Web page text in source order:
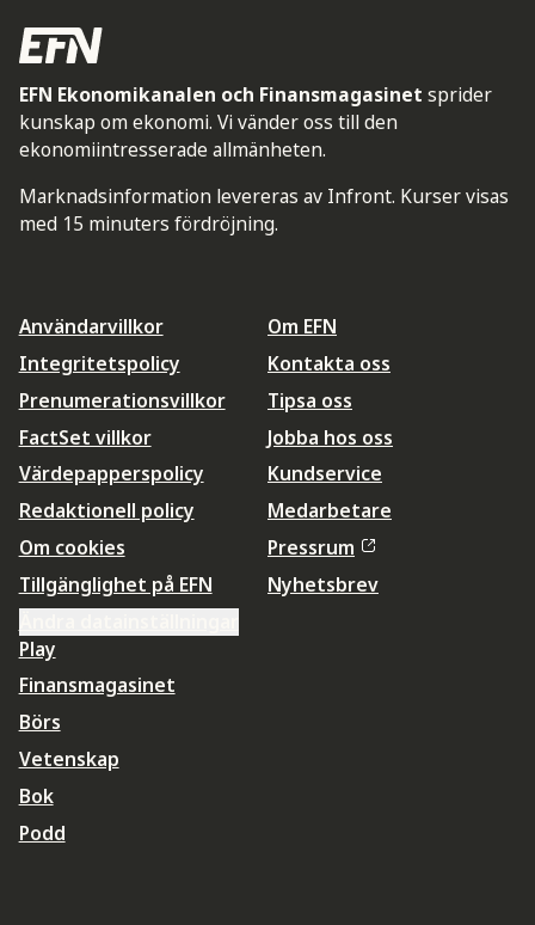
EFN Ekonomikanalen och Finansmagasinet sprider
kunskap om ekonomi. Vi vänder oss till den
ekonomiintresserade allmänheten.
Marknadsinformation levereras av Infront. Kurser visas
med 15 minuters fördröjning.
Användarvillkor
Integritetspolicy
Prenumerationsvillkor
FactSet villkor
Värdepapperspolicy
Redaktionell policy
Om cookies
Tillgänglighet på EFN
Om EFN
Kontakta oss
Tipsa oss
Jobba hos oss
Kundservice
Medarbetare
Pressrum
Nyhetsbrev
Play
Finansmagasinet
Börs
Vetenskap
Bok
Podd